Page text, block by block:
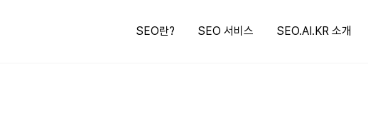
SEO란? SEO 서비스 SEO.AI.KR 소개